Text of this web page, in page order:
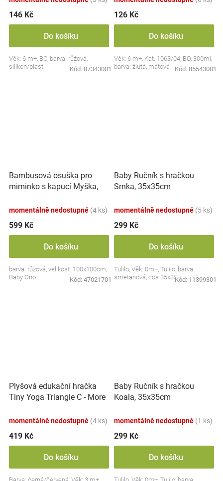
146 Kč
Do košíku
Věk: 6 m+, BO, barva: růžová,
silikon/plast
Kód: 87343001
126 Kč
Do košíku
Věk: 6 m+, Kat. 1063/04, BO, 300ml,
barva: žlutá, mátová
Kód: 85543001
Bambusová osuška pro
miminko s kapucí Myška,
momentálně nedostupné (4 ks)
599 Kč
Do košíku
barva: růžová, velikost: 100x100cm,
Baby Ono
Kód: 47021701
Baby Ručník s hračkou
Srnka, 35x35cm
momentálně nedostupné (5 ks)
299 Kč
Do košíku
Tulilo, Věk: 0m+, Tulilo, barva:
smetanová, cca 35x35cm, CE
Kód: 11399301
Plyšová edukační hračka
Tiny Yoga Triangle C - More
BabyOno
momentálně nedostupné (4 ks)
419 Kč
Do košíku
Barva: černá/červená, Věk: 3 m+
Baby Ručník s hračkou
Koala, 35x35cm
momentálně nedostupné (1 ks)
299 Kč
Do košíku
Tulilo, Věk: 0m+, Tulilo, barva: